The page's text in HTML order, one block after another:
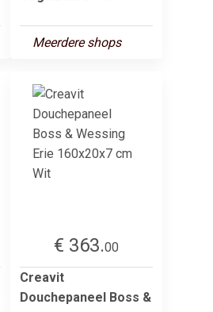
Meerdere shops
€ 363.00
Creavit
Douchepaneel Boss &